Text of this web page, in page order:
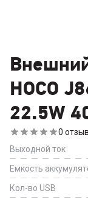
HOCO
22.5W
0
Выходной ток
Емкость
Кол-во USB